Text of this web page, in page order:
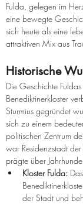
Fulda, gelegen im
eine bewegte
sich heute als eine
attraktiven Mix aus
Historische
Die Geschichte
Benediktinerkloster
Sturmius gegründet
sich zu einem
politischen Zentrum
war Residenzstadt
prägte über
Kloster Fulda:
der Stadt und